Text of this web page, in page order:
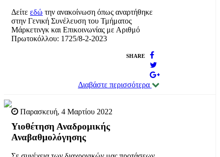
Δείτε εδώ την ανακοίνωση όπως αναρτήθηκε
στην Γενική Συνέλευση του Τμήματος
Μάρκετινγκ και Επικοινωνίας με Αριθμό
Πρωτοκόλλου: 1725/8-2-2023
SHARE
Διαβάστε περισσότερα
Παρασκευή, 4 Μαρτίου 2022
Υιοθέτηση Αναδρομικής
Αναβαθμολόγησης